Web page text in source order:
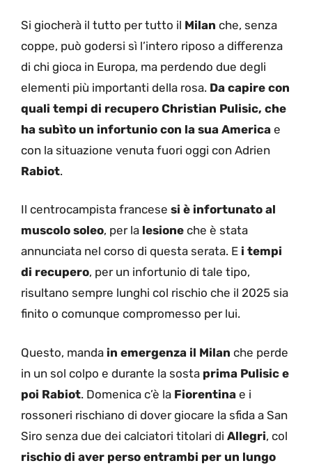
Si giocherà il tutto per tutto il Milan che, senza
coppe, può godersi sì l’intero riposo a differenza
di chi gioca in Europa, ma perdendo due degli
elementi più importanti della rosa. Da capire con
quali tempi di recupero Christian Pulisic, che
ha subìto un infortunio con la sua America e
con la situazione venuta fuori oggi con Adrien
Rabiot.
Il centrocampista francese si è infortunato al
muscolo soleo, per la lesione che è stata
annunciata nel corso di questa serata. E i tempi
di recupero, per un infortunio di tale tipo,
risultano sempre lunghi col rischio che il 2025 sia
finito o comunque compromesso per lui.
Questo, manda in emergenza il Milan che perde
in un sol colpo e durante la sosta prima Pulisic e
poi Rabiot. Domenica c’è la Fiorentina e i
rossoneri rischiano di dover giocare la sfida a San
Siro senza due dei calciatori titolari di Allegri, col
rischio di aver perso entrambi per un lungo